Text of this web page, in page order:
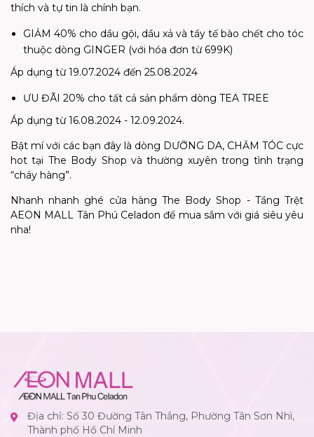
thích và tự tin là chính bạn.
GIẢM 40% cho dầu gội, dầu xả và tẩy tế bào chết cho tóc
thuộc dòng GINGER (với hóa đơn từ 699K)
Áp dụng từ 19.07.2024 đến 25.08.2024
ƯU ĐÃI 20% cho tất cả sản phẩm dòng TEA TREE
Áp dụng từ 16.08.2024 - 12.09.2024.
Bật mí với các bạn đây là dòng DƯỠNG DA, CHĂM TÓC cực
hot tại The Body Shop và thường xuyên trong tình trạng
“cháy hàng”.
Nhanh nhanh ghé cửa hàng The Body Shop - Tầng Trệt
AEON MALL Tân Phú Celadon để mua sắm với giá siêu yêu
nha!
Địa chỉ: Số 30 Đường Tân Thắng, Phường Tân Sơn Nhì,
Thành phố Hồ Chí Minh